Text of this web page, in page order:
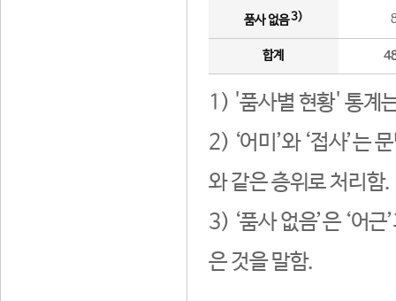
품사 없음3)
합계
1) '품사별 현황' 통계
2) ‘어미’와 ‘접사’는
와 같은 층위로 처리함.
3) ‘품사 없음’은 ‘어
은 것을 말함.